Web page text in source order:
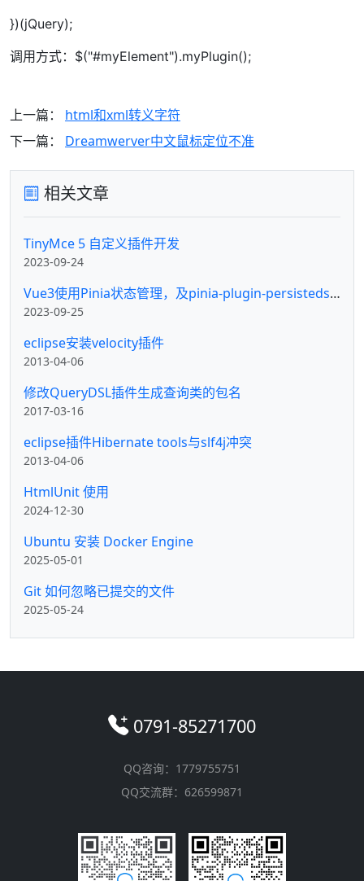
})(jQuery);
调用方式：$("#myElement").myPlugin();
上一篇： html和xml转义字符
下一篇： Dreamwerver中文鼠标定位不准
相关文章
TinyMce 5 自定义插件开发
2023-09-24
Vue3使用Pinia状态管理，及pinia-plugin-persistedstate持久化插件
2023-09-25
eclipse安装velocity插件
2013-04-06
修改QueryDSL插件生成查询类的包名
2017-03-16
eclipse插件Hibernate tools与slf4j冲突
2013-04-06
HtmlUnit 使用
2024-12-30
Ubuntu 安装 Docker Engine
2025-05-01
Git 如何忽略已提交的文件
2025-05-24
0791-85271700
QQ咨询：1779755751
QQ交流群：626599871